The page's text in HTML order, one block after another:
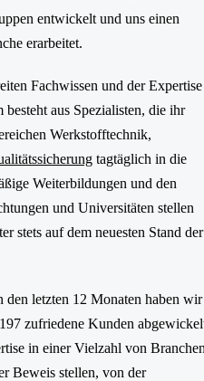
entwickelt und uns einen
erarbeitet.
Fachwissen und der Expertise
aus Spezialisten, die ihr
Werkstofftechnik,
tagtäglich in die
Weiterbildungen und den
und Universitäten stellen
stets auf dem neuesten Stand der
letzten 12 Monaten haben wir
zufriedene Kunden
in einer Vielzahl von
Beweis stellen, von der